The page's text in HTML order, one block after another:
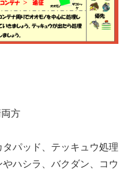
方
パッド、テッキュウ処理
ハシラ、バクダン、コウ